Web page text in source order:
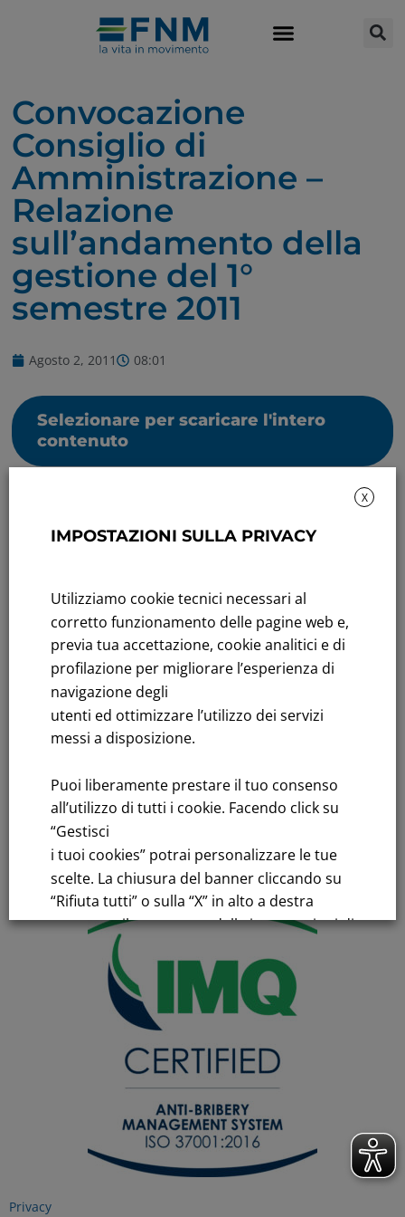
Convocazione
Consiglio di
Amministrazione –
Relazione
sull’andamento della
gestione del 1°
semestre 2011
Agosto 2, 2011 08:01
Selezionare per scaricare l'intero
contenuto
Rendicontazione di sostenibilità
Andamento titolo: Il titolo in Borsa
Bandi di gara: Ultimi bandi
FNM S.p.A.
Sede in Milano, Piazzale Cadorna, 14
Capitale sociale € 230.000.000,00 interamente versato
Iscrizione Registro Imprese
C.F.e P.IVA 00776140154
C.C.I.AA. Milano – REA 28331
Privacy
X
IMPOSTAZIONI SULLA PRIVACY
Utilizziamo cookie tecnici necessari al
corretto funzionamento delle pagine web e,
previa tua accettazione, cookie analitici e di
profilazione per migliorare l’esperienza di
navigazione degli
utenti ed ottimizzare l’utilizzo dei servizi
messi a disposizione.
Puoi liberamente prestare il tuo consenso
all’utilizzo di tutti i cookie. Facendo click su
“Gestisci
i tuoi cookies” potrai personalizzare le tue
scelte. La chiusura del banner cliccando su
“Rifiuta tutti” o sulla “X” in alto a destra
comporta il permanere delle impostazioni di
default e la continuazione della navigazione
in assenza di cookie o altri strumenti di
tracciamento diversi da quelli tecnici.
Informativa sui dati personali e cookie
RIFIUTA TUTTI